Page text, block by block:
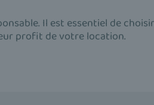
Il est essentiel de
profit de votre location.